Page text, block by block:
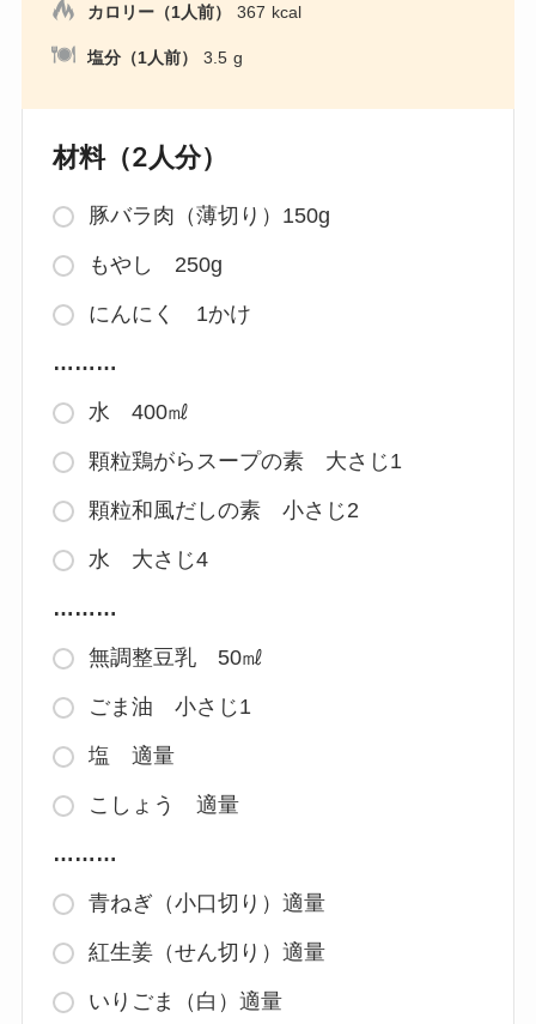
カロリー（1人前） 367 kcal
塩分（1人前） 3.5 g
材料（2人分）
豚バラ肉（薄切り）150g
もやし 250g
にんにく 1かけ
………
水 400㎖
顆粒鶏がらスープの素 大さじ1
顆粒和風だしの素 小さじ2
水 大さじ4
………
無調整豆乳 50㎖
ごま油 小さじ1
塩 適量
こしょう 適量
………
青ねぎ（小口切り）適量
紅生姜（せん切り）適量
いりごま（白）適量